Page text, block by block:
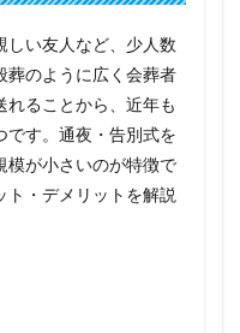
しい友人など、少人数
葬のように広く会葬者
れることから、近年も
です。通夜・告別式を
模が小さいのが特徴で
・デメリットを解説